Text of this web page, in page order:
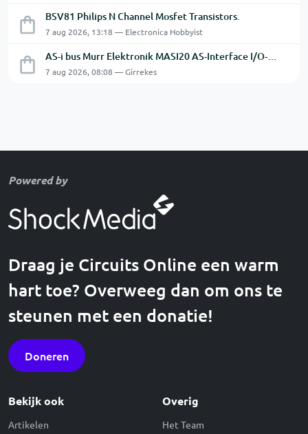
BSV81 Philips N Channel Mosfet Transistors.
7 aug 2026, 13:18 — Electronica Hobbyist
AS-i bus Murr Elektronik MASI20 AS-Interface I/O-module 56440
7 aug 2026, 08:08 — Girrekes
Powered by
Draag je Circuits Online een warm
hart toe? Overweeg dan om ons te
steunen met een donatie!
Doneren
Bekijk ook
Artikelen
Overig
Het Team